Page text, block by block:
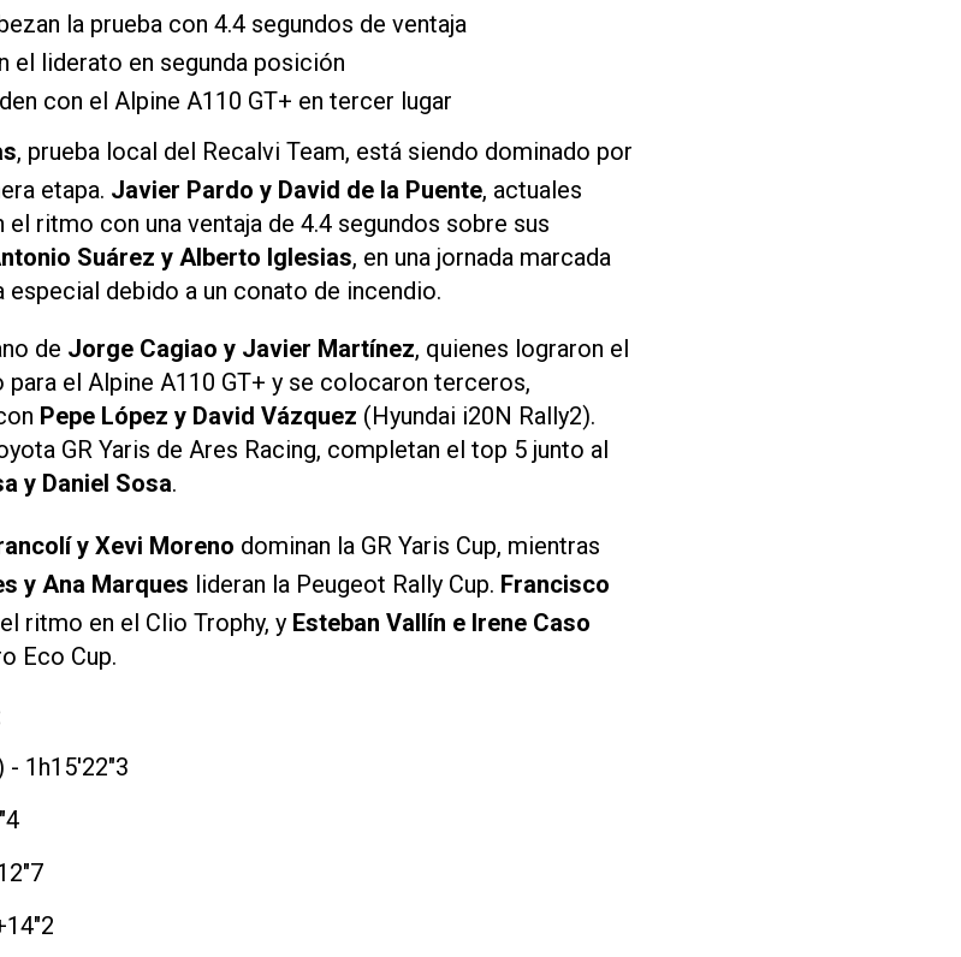
la prueba con 4.4 segundos de ventaja
el liderato en segunda posición
con el Alpine A110 GT+ en tercer lugar
, prueba local del Recalvi Team, está siendo dominado por
etapa. Javier Pardo y David de la Puente, actuales
el ritmo con una ventaja de 4.4 segundos sobre sus
Suárez y Alberto Iglesias, en una jornada marcada
debido a un conato de incendio.
de Jorge Cagiao y Javier Martínez, quienes lograron el
el Alpine A110 GT+ y se colocaron terceros,
Pepe López y David Vázquez (Hyundai i20N Rally2).
GR Yaris de Ares Racing, completan el top 5 junto al
y Daniel Sosa.
y Xevi Moreno dominan la GR Yaris Cup, mientras
y Ana Marques lideran la Peugeot Rally Cup. Francisco
ritmo en el Clio Trophy, y Esteban Vallín e Irene Caso
Eco Cup.
- 1h15'22"3